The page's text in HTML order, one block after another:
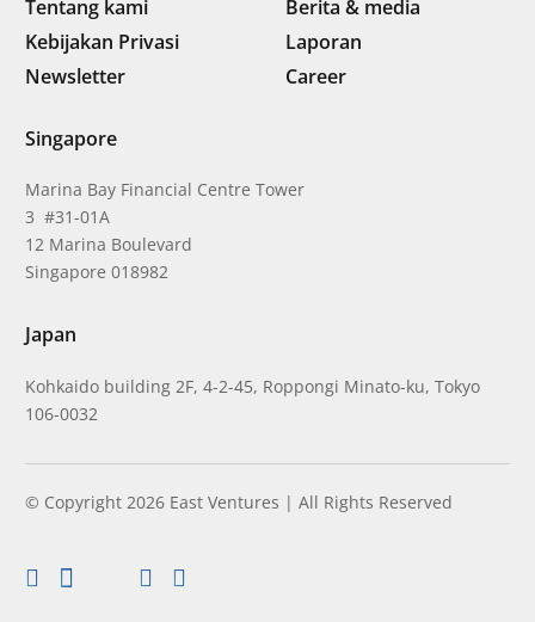
Tentang kami
Berita & media
Kebijakan Privasi
Laporan
Newsletter
Career
Singapore
Marina Bay Financial Centre Tower
3 #31-01A
12 Marina Boulevard
Singapore 018982
Japan
Kohkaido building 2F, 4-2-45, Roppongi Minato-ku, Tokyo
106-0032
© Copyright 2026 East Ventures | All Rights Reserved